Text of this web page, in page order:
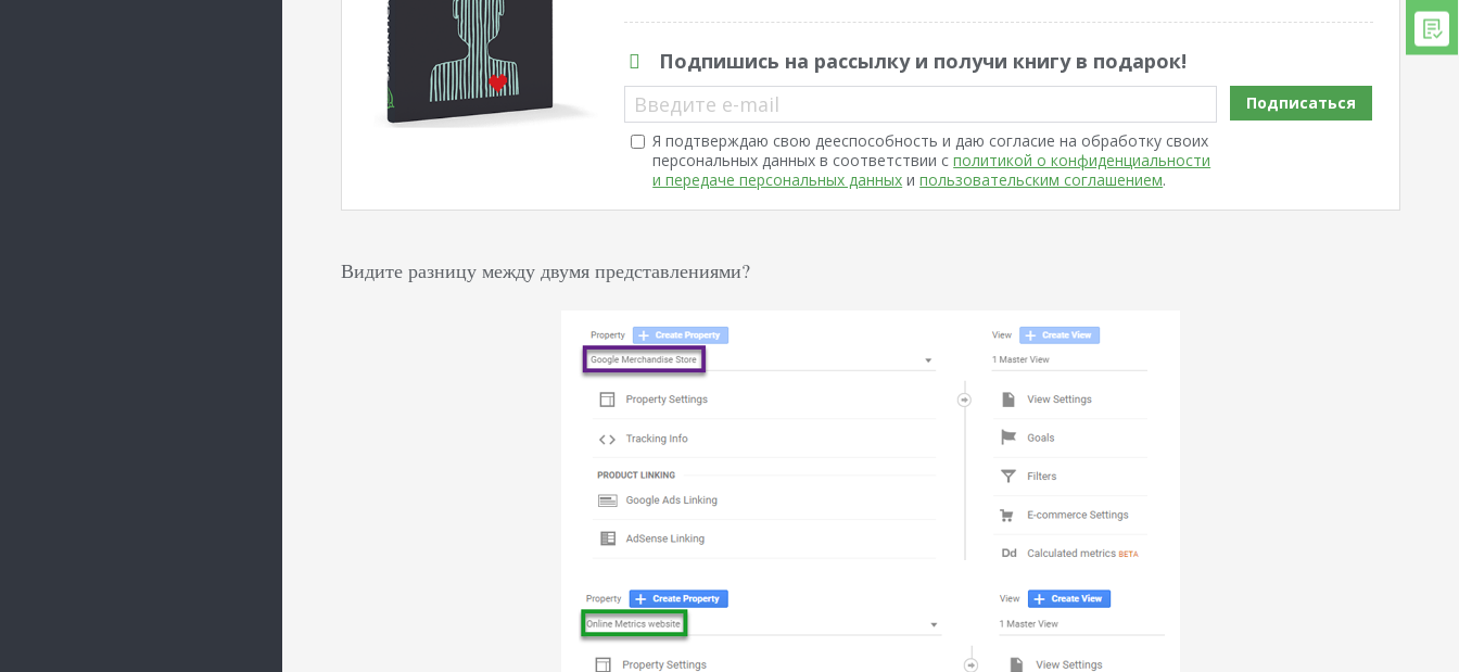
Подпишись на рассылку и получи книгу в подарок!
Введите e-mail
Я подтверждаю свою дееспособность и даю согласие на обработку своих
персональных данных в соответствии сполитикой о конфиденциальности
и передаче персональных данных ипользовательским соглашением.
Подписаться
Видите разницу между двумя представлениями?